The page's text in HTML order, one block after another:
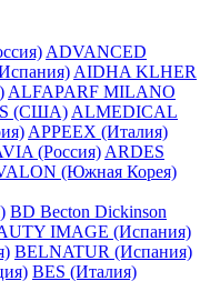
ADVANCED
AIDHA KLHER
ALFAPARF MILANO
(США) ALMEDICAL
APPEEX (Италия)
(Россия) ARDES
(Южная Корея)
BD Becton Dickinson
IMAGE (Испания)
BELNATUR (Испания)
BES (Италия)